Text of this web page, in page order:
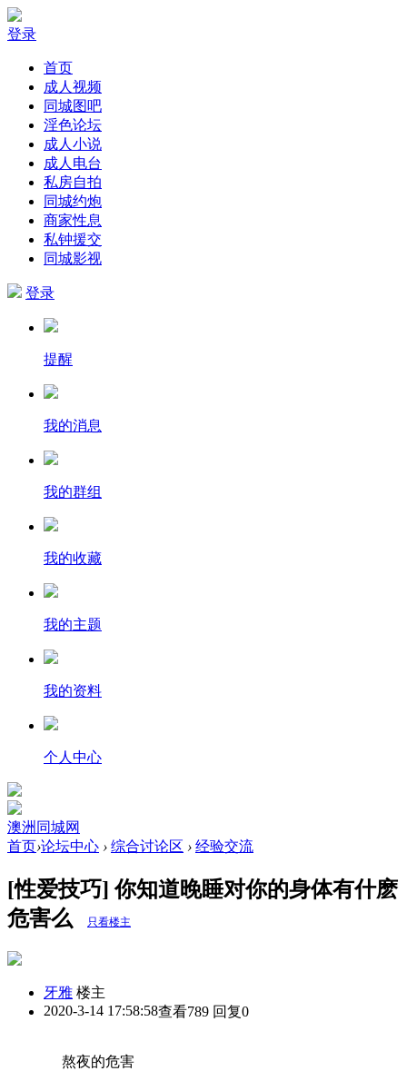
登录
首页
成人视频
同城图吧
淫色论坛
成人小说
成人电台
私房自拍
同城约炮
商家性息
私钟援交
同城影视
登录
提醒
我的消息
我的群组
我的收藏
我的主题
我的资料
个人中心
澳洲同城网
首页›论坛中心 › 综合讨论区 › 经验交流
[性爱技巧] 你知道晚睡对你的身体有什麽
危害么
只看楼主
牙雅 楼主
2020-3-14 17:58:58查看789 回复0
熬夜的危害